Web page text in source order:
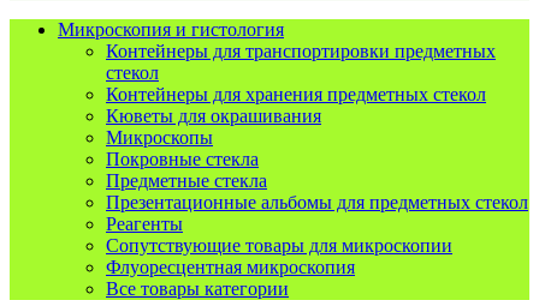
Микроскопия и гистология
Контейнеры для транспортировки предметных
стекол
Контейнеры для хранения предметных стекол
Кюветы для окрашивания
Микроскопы
Покровные стекла
Предметные стекла
Презентационные альбомы для предметных стекол
Реагенты
Сопутствующие товары для микроскопии
Флуоресцентная микроскопия
Все товары категории